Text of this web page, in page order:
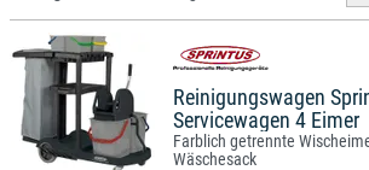
Reinigungswagen
Servicewagen 4 Eimer
Farblich getrennte
Wäschesack